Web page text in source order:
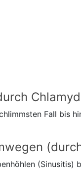
Fall bis
(Sinusitis)